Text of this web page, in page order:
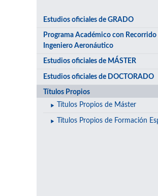
Estudios oficiales de GRADO
Programa Académico con Recorrido
Ingeniero Aeronáutico
Estudios oficiales de MÁSTER
Estudios oficiales de DOCTORADO
Títulos Propios
Títulos Propios de Máster
Títulos Propios de Formación